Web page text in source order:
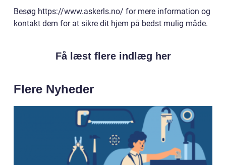
Besøg https://www.askerls.no/ for mere information og
kontakt dem for at sikre dit hjem på bedst mulig måde.
Få læst flere indlæg her
Flere Nyheder